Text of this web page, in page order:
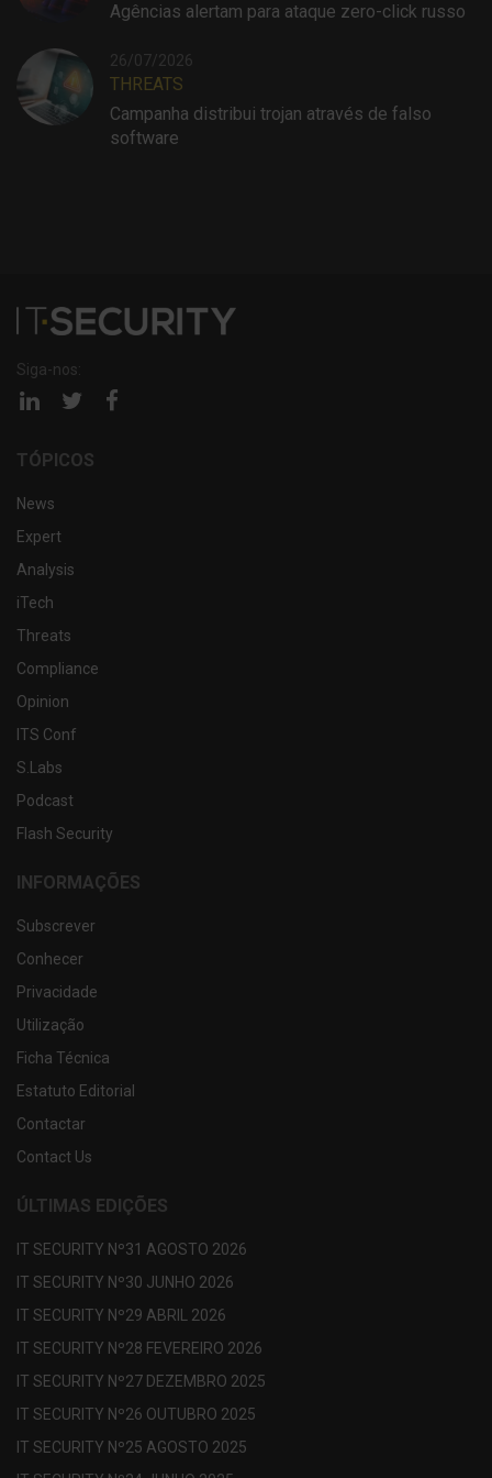
Agências alertam para ataque zero-click russo
26/07/2026
THREATS
Campanha distribui trojan através de falso
software
Siga-nos:
Página Página
TÓPICOS
News
Expert
Analysis
iTech
Threats
Compliance
Opinion
ITS Conf
S.Labs
Podcast
Flash Security
INFORMAÇÕES
Subscrever
Conhecer
Privacidade
Utilização
Ficha Técnica
Estatuto Editorial
Contactar
Contact Us
ÚLTIMAS EDIÇÕES
IT SECURITY Nº31 AGOSTO 2026
IT SECURITY Nº30 JUNHO 2026
IT SECURITY Nº29 ABRIL 2026
IT SECURITY Nº28 FEVEREIRO 2026
IT SECURITY Nº27 DEZEMBRO 2025
IT SECURITY Nº26 OUTUBRO 2025
IT SECURITY Nº25 AGOSTO 2025